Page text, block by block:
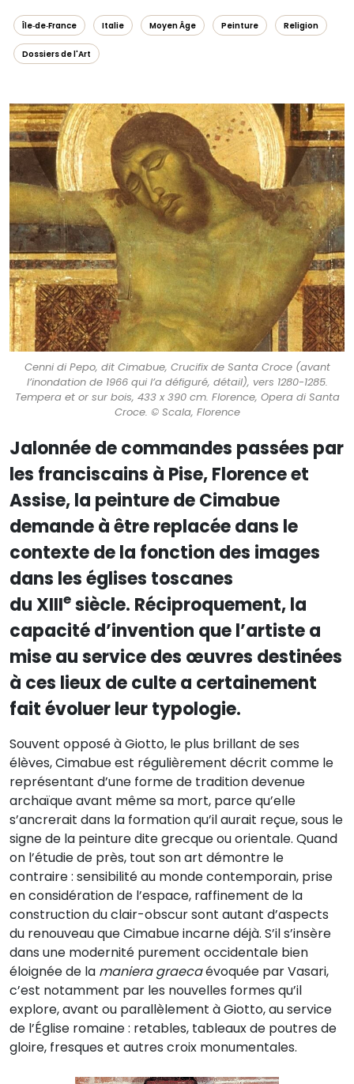
Île‑de‑France Italie Moyen Âge Peinture Religion
Dossiers de l'Art
Cenni di Pepo, dit Cimabue, Crucifix de Santa Croce (avant
l’inondation de 1966 qui l’a défiguré, détail), vers 1280-1285.
Tempera et or sur bois, 433 x 390 cm. Florence, Opera di Santa
Croce. © Scala, Florence
Jalonnée de commandes passées par
les franciscains à Pise, Florence et
Assise, la peinture de Cimabue
demande à être replacée dans le
contexte de la fonction des images
dans les églises toscanes
du XIIIe siècle. Réciproquement, la
capacité d’invention que l’artiste a
mise au service des œuvres destinées
à ces lieux de culte a certainement
fait évoluer leur typologie.
Souvent opposé à Giotto, le plus brillant de ses
élèves, Cimabue est régulièrement décrit comme le
représentant d’une forme de tradition devenue
archaïque avant même sa mort, parce qu’elle
s’ancrerait dans la formation qu’il aurait reçue, sous le
signe de la peinture dite grecque ou orientale. Quand
on l’étudie de près, tout son art démontre le
contraire : sensibilité au monde contemporain, prise
en considération de l’espace, raffinement de la
construction du clair-obscur sont autant d’aspects
du renouveau que Cimabue incarne déjà. S’il s’insère
dans une modernité purement occidentale bien
éloignée de la maniera graecaévoquée par Vasari,
c’est notamment par les nouvelles formes qu’il
explore, avant ou parallèlement à Giotto, au service
de l’Église romaine : retables, tableaux de poutres de
gloire, fresques et autres croix monumentales.